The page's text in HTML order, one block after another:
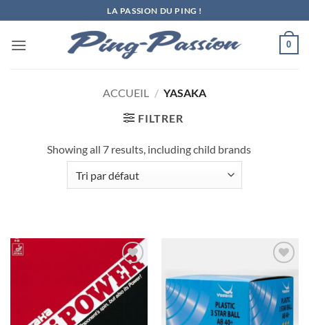
au
contenu
LA PASSION DU PING !
0
ACCUEIL / YASAKA
FILTRER
Showing all 7 results, including child brands
Ajouter
aux
souhaits
aux
souhaits